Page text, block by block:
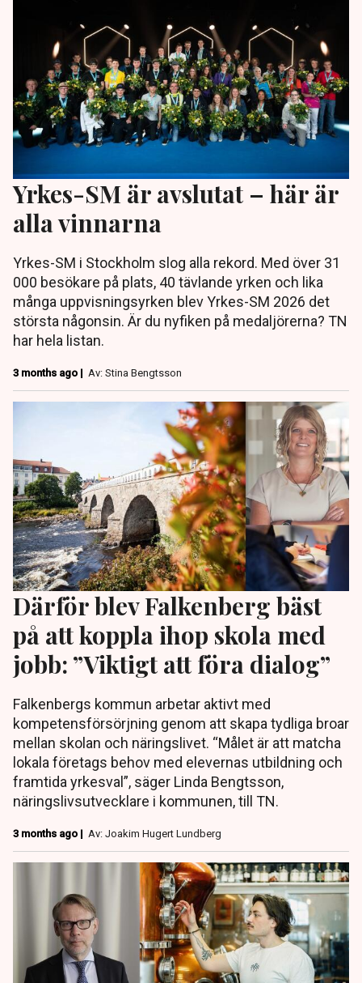
Yrkes-SM är avslutat – här är
alla vinnarna
Yrkes-SM i Stockholm slog alla rekord. Med över 31
000 besökare på plats, 40 tävlande yrken och lika
många uppvisningsyrken blev Yrkes-SM 2026 det
största någonsin. Är du nyfiken på medaljörerna? TN
har hela listan.
3 months ago | Av: Stina Bengtsson
Därför blev Falkenberg bäst
på att koppla ihop skola med
jobb: ”Viktigt att föra dialog”
Falkenbergs kommun arbetar aktivt med
kompetensförsörjning genom att skapa tydliga broar
mellan skolan och näringslivet. “Målet är att matcha
lokala företags behov med elevernas utbildning och
framtida yrkesval”, säger Linda Bengtsson,
näringslivsutvecklare i kommunen, till TN.
3 months ago | Av: Joakim Hugert Lundberg